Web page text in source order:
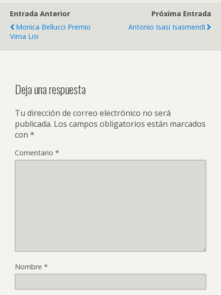
Entrada Anterior
Monica Bellucci Premio
Virna Lisi
Próxima Entrada
Antonio Isasi Isasmendi
Deja una respuesta
Tu dirección de correo electrónico no será
publicada. Los campos obligatorios están marcados
con *
Comentario *
Nombre *